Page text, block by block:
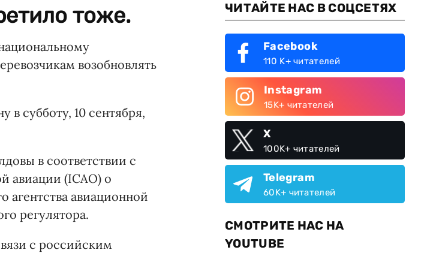
тоже.
возобновлять
субботу, 10 сентября,
в соответствии с
авиации (ICAO) о
агентства авиационной
регулятора.
с российским
ЧИТАЙТЕ НАС В СОЦСЕТЯХ
Facebook
110 K+ читателей
Instagram
15K+ читателей
X
100K+ читателей
Telegram
60K+ читателей
СМОТРИТЕ НАС НА
YOUTUBE